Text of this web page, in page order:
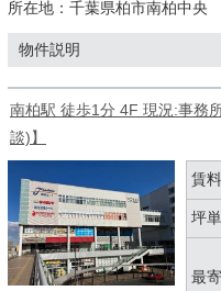
所在地： 千葉県柏市南柏中央
物件説明
南柏駅 徒歩1分 4F 現況:事務
談)】
賃料
坪
最